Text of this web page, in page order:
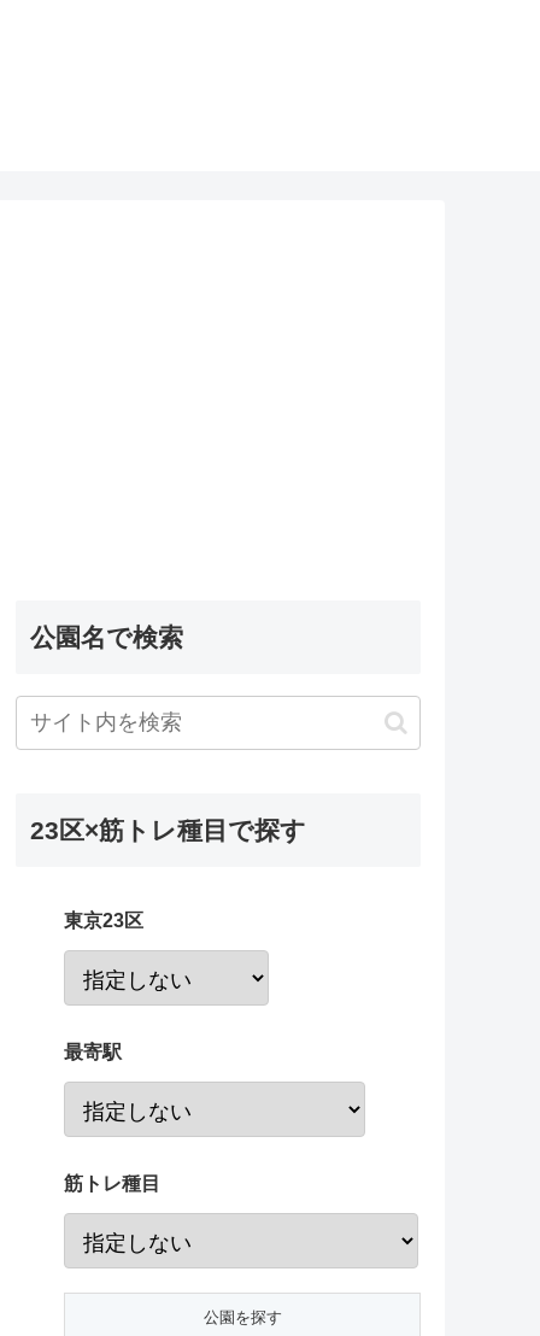
公園名で検索
23区×筋トレ種目で探す
東京23区
最寄駅
筋トレ種目